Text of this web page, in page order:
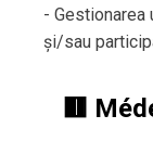
-
și/sau
🟥